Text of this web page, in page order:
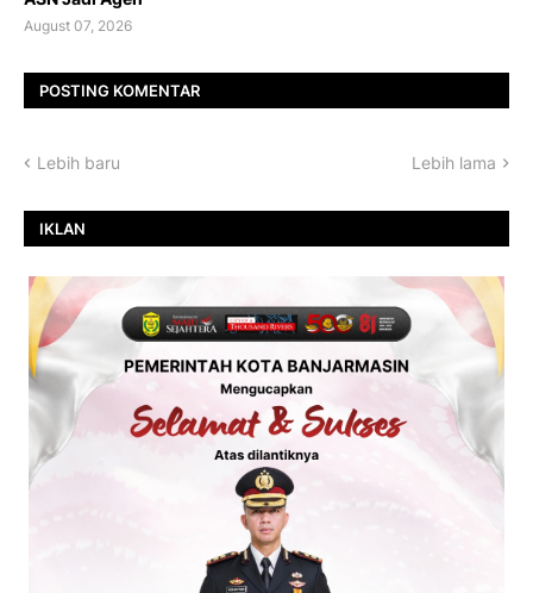
August 07, 2026
POSTING KOMENTAR
Lebih baru Lebih lama
IKLAN